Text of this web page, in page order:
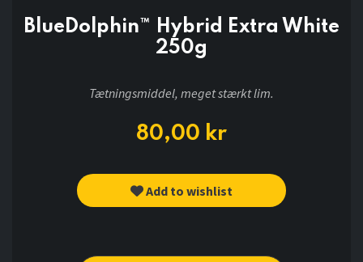
BlueDolphin™ Hybrid Extra White
250g
Tætningsmiddel, meget stærkt lim.
80,00 kr
Add to wishlist